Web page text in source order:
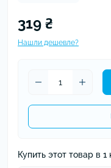
319 ₴
Нашли дешевле?
Купить этот товар в 1